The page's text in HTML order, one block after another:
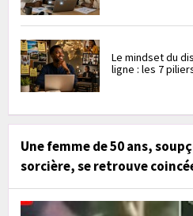
Le mindset du
ligne : les 7
Une femme de 50 ans,
sorcière, se retrouve